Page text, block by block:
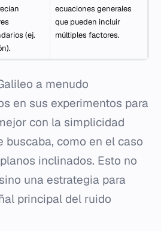
(ej.
ecuaciones generales
que pueden incluir
múltiples factores.
a menudo
en sus experimentos para
con la simplicidad
buscaba, como en el caso
inclinados. Esto no
una estrategia para
principal del ruido